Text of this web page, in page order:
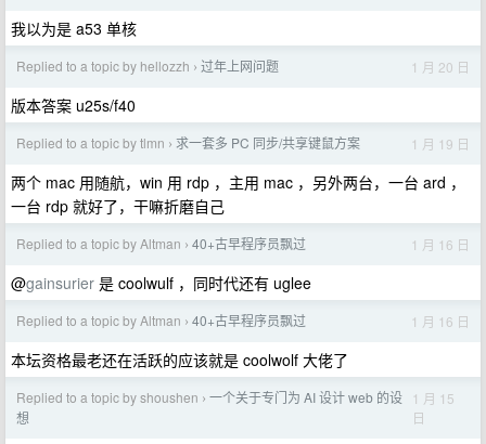
我以为是 a53 单核
Replied to a topic by hellozzh › 过年上网问题 1 月 20 日
版本答案 u25s/f40
Replied to a topic by tlmn › 求一套多 PC 同步/共享键鼠方案 1 月 19 日
两个 mac 用随航，win 用 rdp ，主用 mac ，另外两台，一台 ard ，
一台 rdp 就好了，干嘛折磨自己
Replied to a topic by Altman › 40+古早程序员飘过 1 月 16 日
@gainsurier 是 coolwulf ，同时代还有 uglee
Replied to a topic by Altman › 40+古早程序员飘过 1 月 16 日
本坛资格最老还在活跃的应该就是 coolwolf 大佬了
Replied to a topic by shoushen › 一个关于专门为 AI 设计 web 的设
想
1 月 15
日